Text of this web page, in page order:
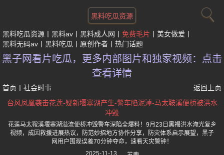
黑料吃瓜资源
黑料吃瓜资源 黑料av 黑料成人网 免费毛片
美女做爱
黑料无码av
黑料吃瓜 原创作者 热门话题
黑子网看片吃瓜，更多内部图片和独家视频：点击
查看详情
首页 社会时事
返回上页
台风凤凰袭击花莲-疑新堰塞湖产生-警车陷泥淖-马太鞍溪便桥被洪水
冲毁
花莲马太鞍溪堰塞湖溢流便桥冲毁警车深陷全爆料！9月23日黑褐洪水淹光复乡
视频，成因救援进展热议，防范妙招地方协作分享，防灾体系启示展望，黑子
网用户围观误差70分钟夺命，速看天灾警钟！
2025-11-13